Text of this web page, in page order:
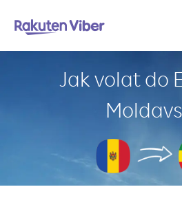
Jak volat do